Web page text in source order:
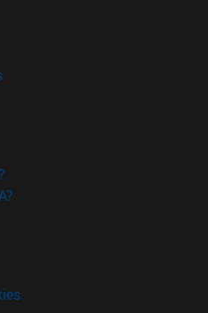
ventana)
(abre en nueva ventana)
en nueva ventana)